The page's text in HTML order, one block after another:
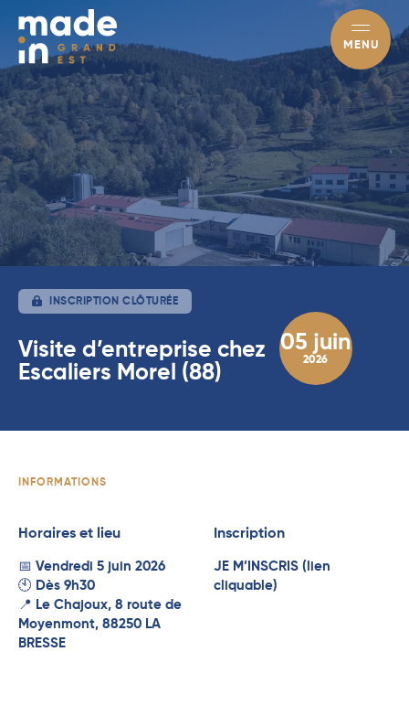
MENU
INSCRIPTION CLÔTURÉE
Visite d’entreprise chez
Escaliers Morel (88)
05 juin
2026
INFORMATIONS
Horaires et lieu
📅 Vendredi 5 juin 2026
🕙 Dès 9h30
📍 Le Chajoux, 8 route de
Moyenmont, 88250 LA
BRESSE
Inscription
JE M’INSCRIS (lien
cliquable)